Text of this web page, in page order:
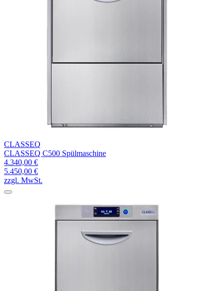
CLASSEQ
CLASSEQ C500 Spülmaschine
4.340,00 €
5.450,00 €
zzgl. MwSt.